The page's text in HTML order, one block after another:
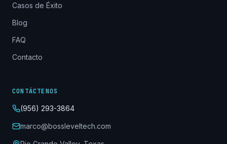
Casos de Éxito
Blog
FAQ
Contacto
CONTÁCTENOS
(956) 293-3864
marco@bossleveltech.com